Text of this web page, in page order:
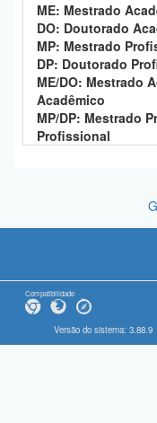
ME: Mestrado
DO: Doutorado
MP: Mestrado
DP: Doutorado
ME/DO: Mestrado
Acadêmico
MP/DP: Mestrado
Profissional
Compatibilidade
Versão do sistema: 3.88.9